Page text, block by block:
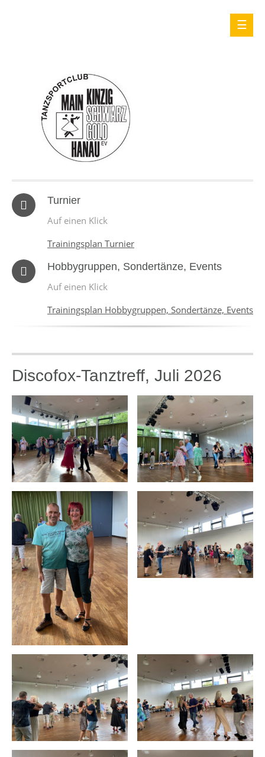
Turnier
Auf einen Klick
Trainingsplan Turnier
Hobbygruppen, Sondertänze, Events
Auf einen Klick
Trainingsplan Hobbygruppen, Sondertänze, Events
Discofox-Tanztreff, Juli 2026